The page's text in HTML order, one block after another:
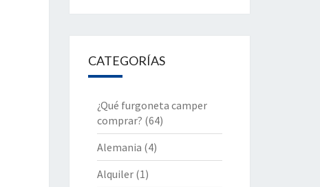
CATEGORÍAS
¿Qué furgoneta camper
comprar? (64)
Alemania (4)
Alquiler(1)